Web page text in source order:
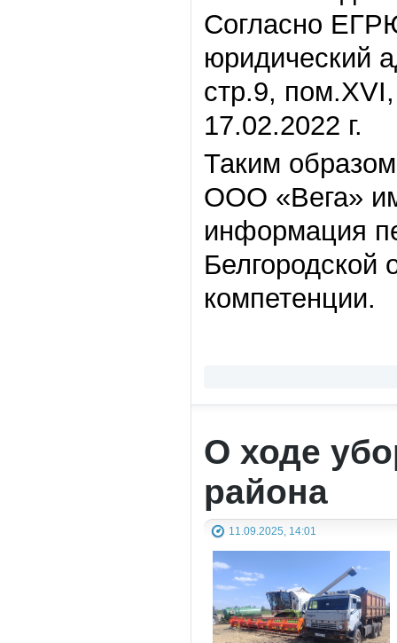
Согласно
юридический
стр.9,
17.02.2022 г.
Таким
ООО «Вега»
информация
Белгородской
компетенции.
О ходе
района
11.09.2025, 14:01